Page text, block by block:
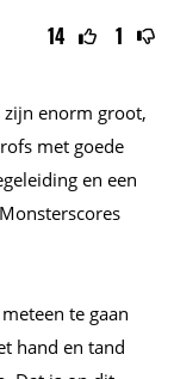
14 1
enorm groot,
met goede
en een
te gaan
hand en tand